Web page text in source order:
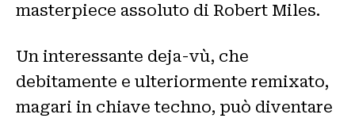
masterpiece assoluto di Robert Miles.
Un interessante deja-vù, che
debitamente e ulteriormente remixato,
magari in chiave techno, può diventare